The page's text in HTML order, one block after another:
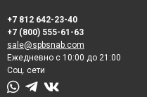
+7 812 642-23-40
+7 (800) 555-61-63
sale@spbsnab.com
Ежедневно с 10:00 до 21:00
Соц. сети